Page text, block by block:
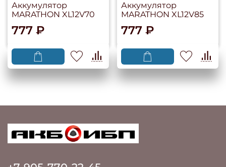
Аккумулятор
MARATHON XL12V70
777 ₽
Аккумулятор
MARATHON XL12V85
777 ₽